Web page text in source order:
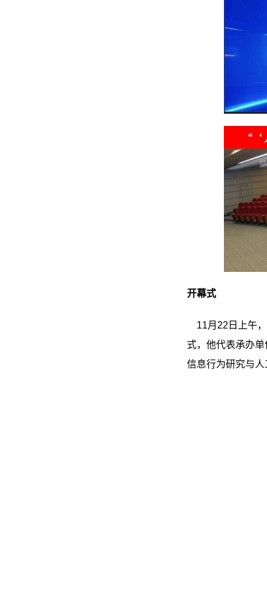
开幕式
11月22日上午，
式，他代表承办
信息行为研究与